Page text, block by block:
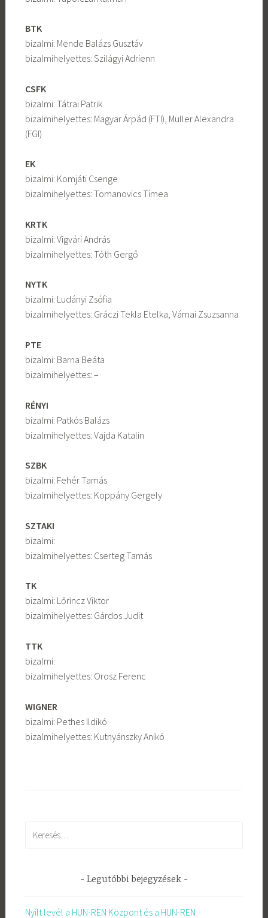
BTK
bizalmi: Mende Balázs Gusztáv
bizalmihelyettes: Szilágyi Adrienn
CSFK
bizalmi: Tátrai Patrik
bizalmihelyettes: Magyar Árpád (FTI), Müller Alexandra
(FGI)
EK
bizalmi: Komjáti Csenge
bizalmihelyettes: Tomanovics Tímea
KRTK
bizalmi: Vigvári András
bizalmihelyettes: Tóth Gergő
NYTK
bizalmi: Ludányi Zsófia
bizalmihelyettes: Gráczi Tekla Etelka, Várnai Zsuzsanna
PTE
bizalmi: Barna Beáta
bizalmihelyettes: –
RÉNYI
bizalmi: Patkós Balázs
bizalmihelyettes: Vajda Katalin
SZBK
bizalmi: Fehér Tamás
bizalmihelyettes: Koppány Gergely
SZTAKI
bizalmi:
bizalmihelyettes: Cserteg Tamás
TK
bizalmi: Lőrincz Viktor
bizalmihelyettes: Gárdos Judit
TTK
bizalmi:
bizalmihelyettes: Orosz Ferenc
WIGNER
bizalmi: Pethes Ildikó
bizalmihelyettes: Kutnyánszky Anikó
Legutóbbi bejegyzések
Nyílt levél a HUN-REN Központ és a HUN-REN